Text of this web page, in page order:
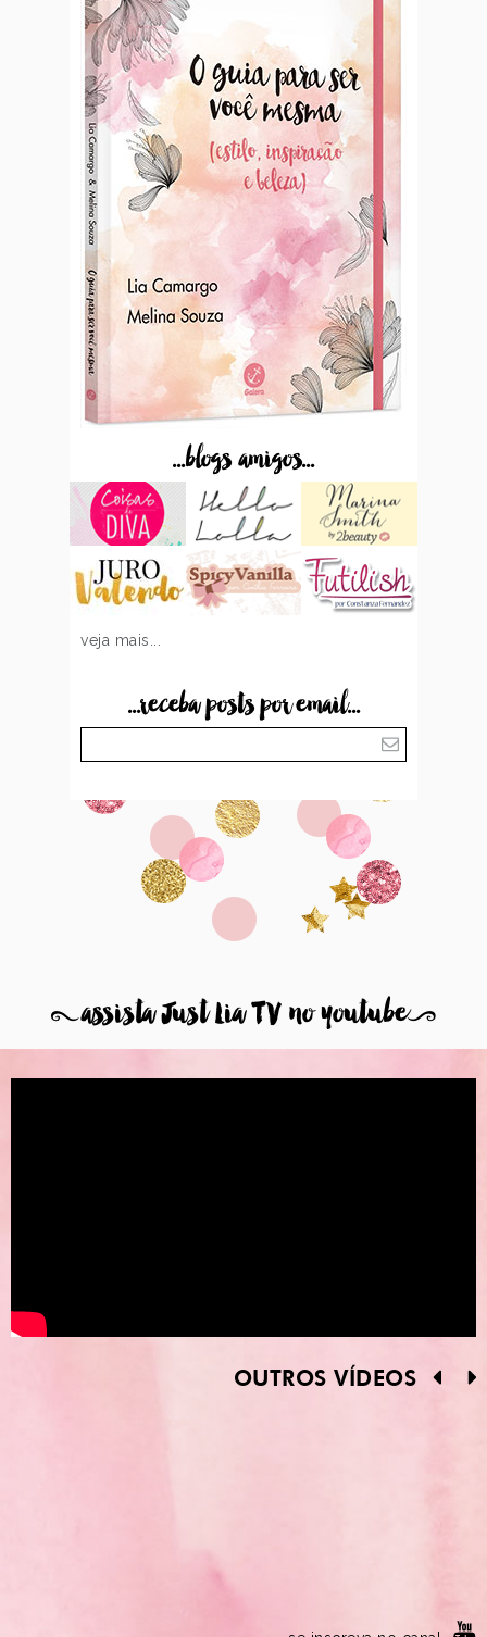
...blogs amigos...
veja mais...
...receba posts por email...
8assista Just Lia TV no youtube9
OUTROS VÍDEOS